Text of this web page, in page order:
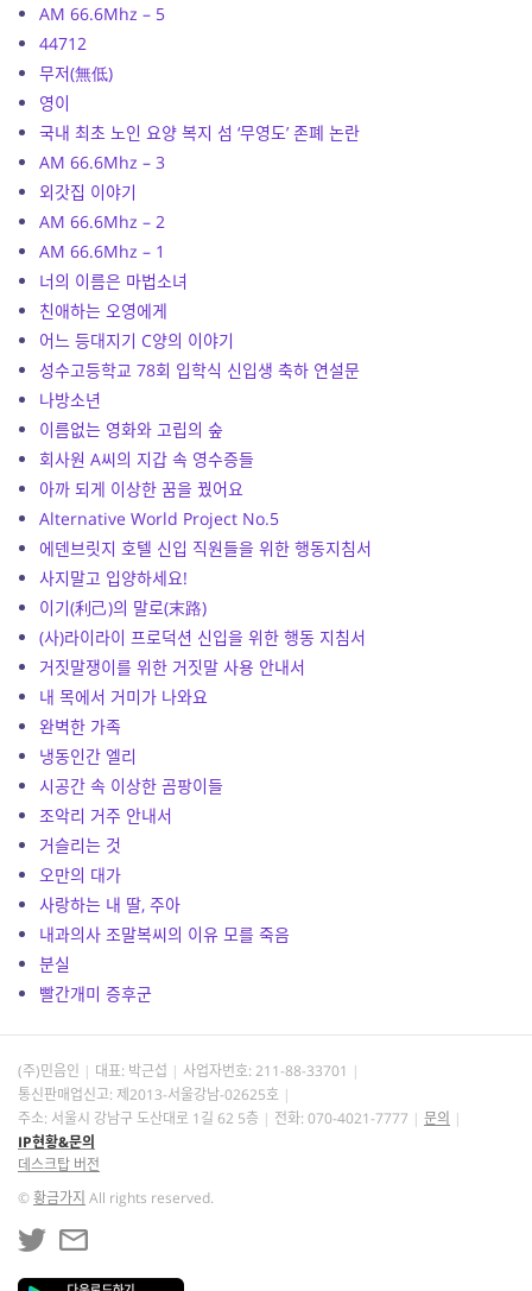
AM 66.6Mhz – 5
44712
무저(無低)
영이
국내 최초 노인 요양 복지 섬 ‘무영도’ 존폐 논란
AM 66.6Mhz – 3
외갓집 이야기
AM 66.6Mhz – 2
AM 66.6Mhz – 1
너의 이름은 마법소녀
친애하는 오영에게
어느 등대지기 C양의 이야기
성수고등학교 78회 입학식 신입생 축하 연설문
나방소년
이름없는 영화와 고립의 숲
회사원 A씨의 지갑 속 영수증들
아까 되게 이상한 꿈을 꿨어요
Alternative World Project No.5
에덴브릿지 호텔 신입 직원들을 위한 행동지침서
사지말고 입양하세요!
이기(利己)의 말로(末路)
(사)라이라이 프로덕션 신입을 위한 행동 지침서
거짓말쟁이를 위한 거짓말 사용 안내서
내 목에서 거미가 나와요
완벽한 가족
냉동인간 엘리
시공간 속 이상한 곰팡이들
조악리 거주 안내서
거슬리는 것
오만의 대가
사랑하는 내 딸, 주아
내과의사 조말복씨의 이유 모를 죽음
분실
빨간개미 증후군
(주)민음인 대표: 박근섭 사업자번호: 211-88-33701
통신판매업신고: 제2013-서울강남-02625호
주소: 서울시 강남구 도산대로 1길 62 5층
전화: 070-4021-7777
문의
IP현황&문의
데스크탑 버전
©황금가지 All rights reserved.